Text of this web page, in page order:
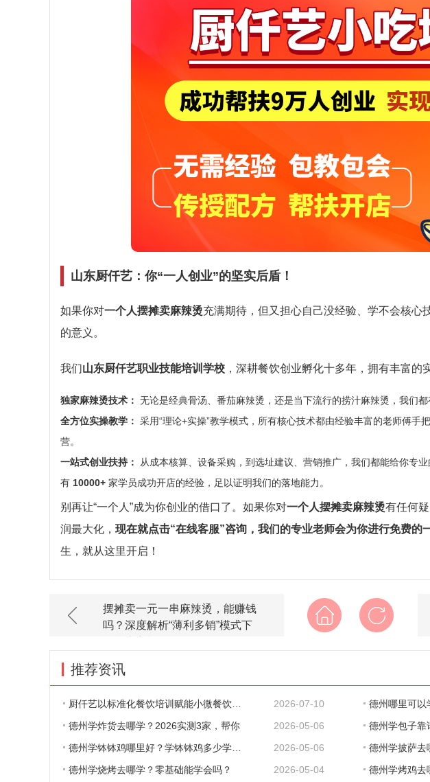
山东厨仟艺：你“一人创业”的坚实后盾！
如果你对一个人摆摊卖麻辣烫充满期待，但又担心自己没经验、学不会核心
的意义。
我们山东厨仟艺职业技能培训学校 ，深耕餐饮创业孵化十多年，拥有丰富的
独家麻辣烫技术： 无论是经典骨汤、番茄麻辣烫，还是当下流行的捞汁麻辣烫，我们
全方位实操教学： 采用“理论+实操”教学模式，所有核心技术都由经验丰富的老师傅手
营。
一站式创业扶持：
从成本核算、设备采购，到选址建议、营销推广，我们都能给你专
有 10000+ 家学员成功开店的经验，足以证明我们的落地能力。
别再让“一个人”成为你创业的借口了。如果你对一个人摆摊卖麻辣烫有任何
润最大化， 现在就点击“在线客服”咨询，我们的专业老师会为你进行免费的
生，就从这里开启！
摆摊卖一元一串麻辣烫，能赚钱
吗？深度解析“薄利多销”模式下
推荐资讯
厨仟艺以标准化餐饮培训赋能小微餐饮 规范 2026-07-10 德州哪里可以
德州学炸货去哪学？2026实测3家，帮你
2026-05-06 德州学包子靠
德州学钵钵鸡哪里好？学钵钵鸡多少学费？
2026-05-06 德州学披萨去哪
德州学烧烤去哪学？零基础能学会吗？
2026-05-04 德州学烤鸡去哪